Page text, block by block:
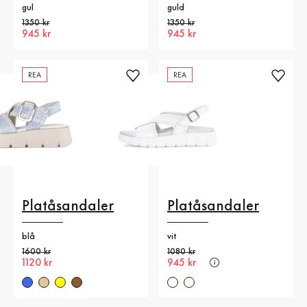
gul
Gammalt pris
1350 kr
Nytt pris
945 kr
guld
Gammalt pris
1350 kr
Nytt pris
945 kr
REA
Platåsandaler
blå
Gammalt pris
1600 kr
Nytt pris
1120 kr
REA
Platåsandaler
vit
Gammalt pris
1080 kr
Nytt pris
945 kr